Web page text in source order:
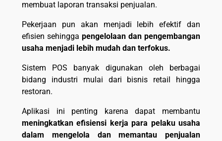
membuat laporan transaksi penjualan.
Pekerjaan pun akan menjadi lebih efektif dan
efisien sehingga pengelolaan dan pengembangan
usaha menjadi lebih mudah dan terfokus.
Sistem POS banyak digunakan oleh berbagai
bidang industri mulai dari bisnis retail hingga
restoran.
Aplikasi ini penting karena dapat membantu
meningkatkan efisiensi kerja para pelaku usaha
dalam mengelola dan memantau penjualan